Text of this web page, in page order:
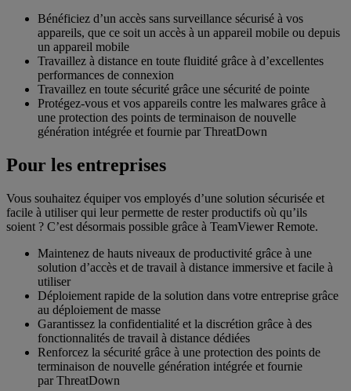
Bénéficiez d’un accès sans surveillance sécurisé à vos
appareils, que ce soit un accès à un appareil mobile ou depuis
un appareil mobile
Travaillez à distance en toute fluidité grâce à d’excellentes
performances de connexion
Travaillez en toute sécurité grâce une sécurité de pointe
Protégez-vous et vos appareils contre les malwares grâce à
une protection des points de terminaison de nouvelle
génération intégrée et fournie par ThreatDown
Pour les entreprises
Vous souhaitez équiper vos employés d’une solution sécurisée et
facile à utiliser qui leur permette de rester productifs où qu’ils
soient ? C’est désormais possible grâce à TeamViewer Remote.
Maintenez de hauts niveaux de productivité grâce à une
solution d’accès et de travail à distance immersive et facile à
utiliser
Déploiement rapide de la solution dans votre entreprise grâce
au déploiement de masse
Garantissez la confidentialité et la discrétion grâce à des
fonctionnalités de travail à distance dédiées
Renforcez la sécurité grâce à une protection des points de
terminaison de nouvelle génération intégrée et fournie
par ThreatDown